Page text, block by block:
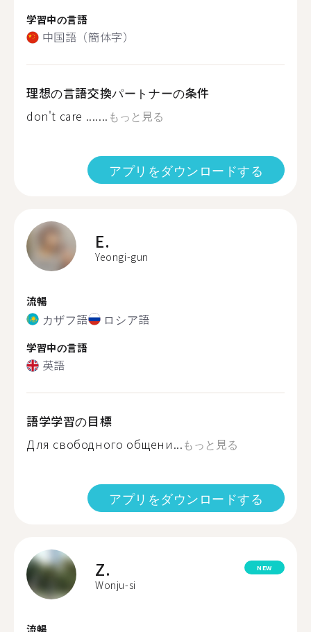
学習中の言語
中国語（簡体字）
理想の言語交換パートナーの条件
don't care ....... もっと見る
アプリをダウンロードする
E.
Yeongi-gun
流暢
カザフ語 ロシア語
学習中の言語
英語
語学学習の目標
Для свободного общени...もっと見る
アプリをダウンロードする
Z.
Wonju-si
NEW
流暢